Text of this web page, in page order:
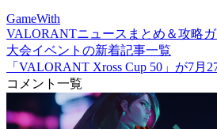
GameWith
VALORANTニュースまとめ＆攻略
大会イベントの新着記事一覧
「VALORANT Xross Cup 50」が7月
コメント一覧